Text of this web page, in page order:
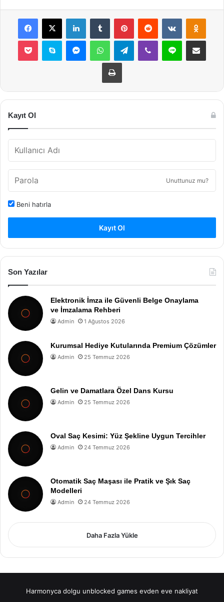
Facebook
X LinkedInTumblr PinterestReddit VKontakte
Pocket Skype MessengerWhatsAppTelegramViber Line E-Posta ile
Yazdır
Kayıt Ol
Unuttunuz mu?
Beni hatırla
Kayıt Ol
Son Yazılar
Elektronik İmza ile Güvenli Belge Onaylama
ve İmzalama Rehberi
Admin 1 Ağustos 2026
Kurumsal Hediye Kutularında Premium Çözümler
Admin 25 Temmuz 2026
Gelin ve Damatlara Özel Dans Kursu
Admin 25 Temmuz 2026
Oval Saç Kesimi: Yüz Şekline Uygun Tercihler
Admin 24 Temmuz 2026
Otomatik Saç Maşası ile Pratik ve Şık Saç
Modelleri
Admin 24 Temmuz 2026
Daha Fazla Yükle
Harmonyca dolgu unblocked games evden eve nakliyat